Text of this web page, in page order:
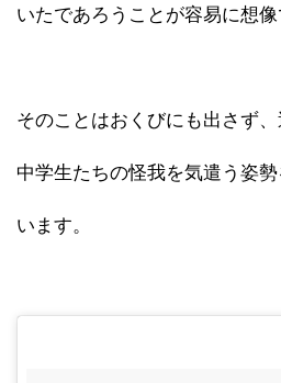
いたであろうことが容易に想像
そのことはおくびにも出さず、
中学生たちの怪我を気遣う姿
います。